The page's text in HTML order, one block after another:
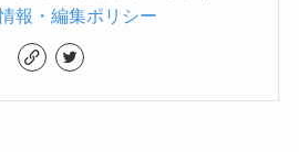
報・編集ポリシー